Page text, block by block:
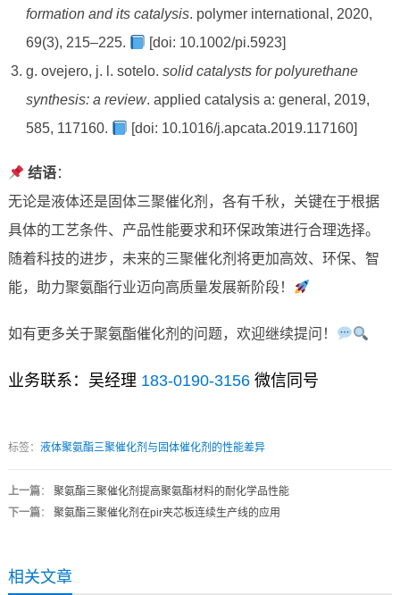
formation and its catalysis. polymer international, 2020,
69(3), 215–225.
[doi: 10.1002/pi.5923]
g. ovejero, j. l. sotelo. solid catalysts for polyurethane
synthesis: a review. applied catalysis a: general, 2019,
585, 117160.
[doi: 10.1016/j.apcata.2019.117160]
结语：
无论是液体还是固体三聚催化剂，各有千秋，关键在于根据
具体的工艺条件、产品性能要求和环保政策进行合理选择。
随着科技的进步，未来的三聚催化剂将更加高效、环保、智
能，助力聚氨酯行业迈向高质量发展新阶段！
如有更多关于聚氨酯催化剂的问题，欢迎继续提问！
业务联系：吴经理 183-0190-3156微信同号
标签： 液体聚氨酯三聚催化剂与固体催化剂的性能差异
上一篇： 聚氨酯三聚催化剂提高聚氨酯材料的耐化学品性能
下一篇： 聚氨酯三聚催化剂在pir夹芯板连续生产线的应用
相关文章